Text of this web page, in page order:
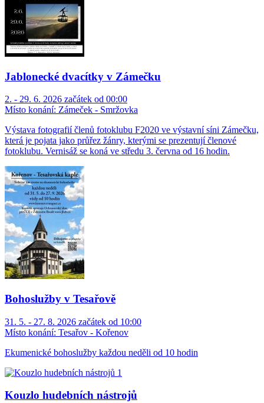
Jablonecké dvacítky v Zámečku
2. - 29. 6. 2026 začátek od 00:00
Místo konání: Zámeček - Smržovka
Výstava fotografií členů fotoklubu F2020 ve výstavní síni Zámečku,
která je pojata jako průřez žánry, kterými se prezentují členové
fotoklubu. Vernisáž se koná ve středu 3. června od 16 hodin.
Bohoslužby v Tesařově
31. 5. - 27. 8. 2026 začátek od 10:00
Místo konání: Tesařov - Kořenov
Ekumenické bohoslužby každou neděli od 10 hodin
Kouzlo hudebních nástrojů